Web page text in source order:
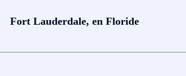
Fort Lauderdale, en Floride